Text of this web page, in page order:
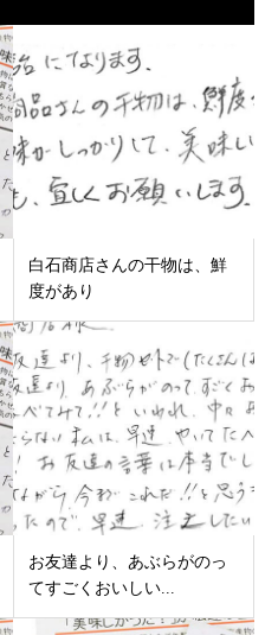
白石商店さんの干物は、鮮
度があり
お友達より、あぶらがのっ
てすごくおいしい...